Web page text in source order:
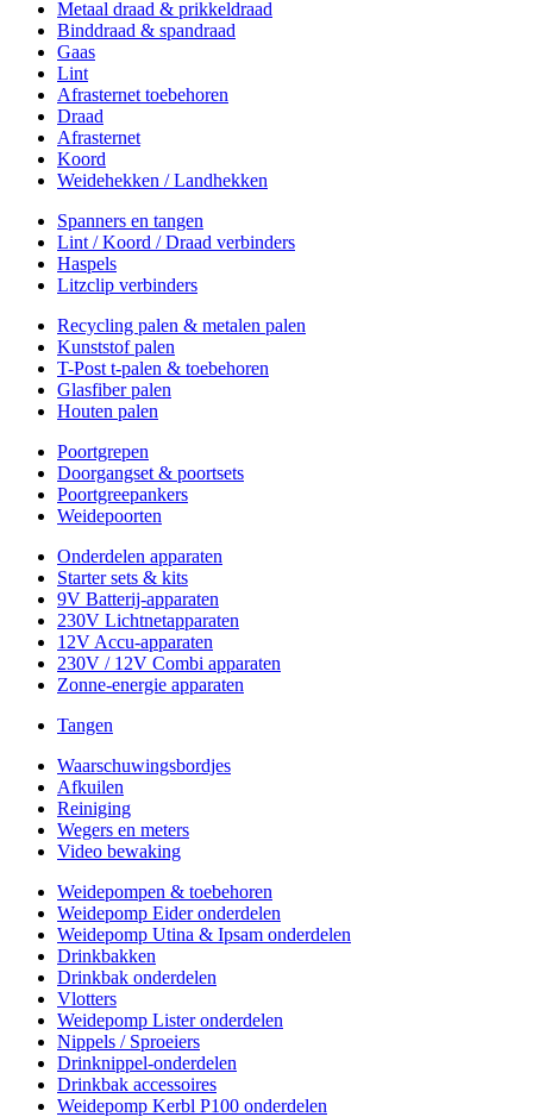
Metaal draad & prikkeldraad
Binddraad & spandraad
Gaas
Lint
Afrasternet toebehoren
Draad
Afrasternet
Koord
Weidehekken / Landhekken
Spanners en tangen
Lint / Koord / Draad verbinders
Haspels
Litzclip verbinders
Recycling palen & metalen palen
Kunststof palen
T-Post t-palen & toebehoren
Glasfiber palen
Houten palen
Poortgrepen
Doorgangset & poortsets
Poortgreepankers
Weidepoorten
Onderdelen apparaten
Starter sets & kits
9V Batterij-apparaten
230V Lichtnetapparaten
12V Accu-apparaten
230V / 12V Combi apparaten
Zonne-energie apparaten
Tangen
Waarschuwingsbordjes
Afkuilen
Reiniging
Wegers en meters
Video bewaking
Weidepompen & toebehoren
Weidepomp Eider onderdelen
Weidepomp Utina & Ipsam onderdelen
Drinkbakken
Drinkbak onderdelen
Vlotters
Weidepomp Lister onderdelen
Nippels / Sproeiers
Drinknippel-onderdelen
Drinkbak accessoires
Weidepomp Kerbl P100 onderdelen